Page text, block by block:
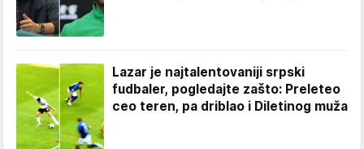
Lazar je najtalentovaniji srpski
fudbaler, pogledajte zašto: Preleteo
ceo teren, pa driblao i Diletinog muža